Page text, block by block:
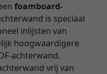
foamboard-
is speciaal
inlijsten van
hoogwaardigere
achterwand.
vrij van